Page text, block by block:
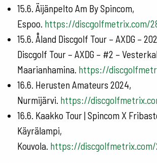
15.6. Äijänpelto Am By Spincom,
Espoo. https://discgolfmetrix.com/
15.6. Åland Discgolf Tour – AXDG –
Discgolf Tour – AXDG – #2 –
Maarianhamina. https://
16.6. Herusten Amateurs 2024,
Nurmijärvi. https://
16.6. Kaakko Tour | Spincom X
Käyrälampi,
Kouvola. https://discgolfmetrix.com/